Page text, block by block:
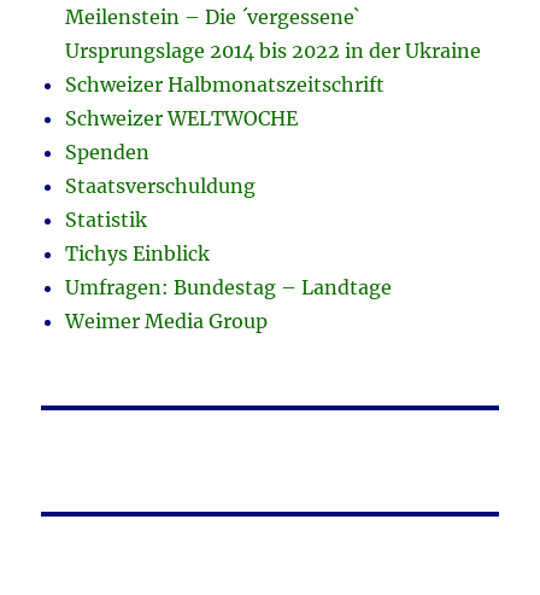
Meilenstein – Die ´vergessene`
Ursprungslage 2014 bis 2022 in der Ukraine
Schweizer Halbmonatszeitschrift
Schweizer WELTWOCHE
Spenden
Staatsverschuldung
Statistik
Tichys Einblick
Umfragen: Bundestag – Landtage
Weimer Media Group